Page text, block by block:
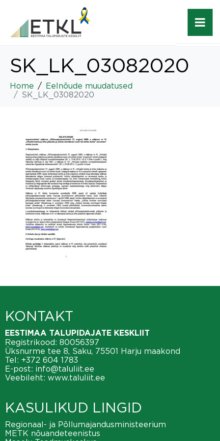
SK_LK_03082020
Home
Eelnõude muudatused
SK_LK_03082020
KONTAKT
EESTIMAA TALUPIDAJATE KESKLIIT
Registrikood: 80056397
Üksnurme tee 8, Saku, 75501 Harju maakond
Tel: +372 604 1783
E-post: info@taluliit.ee
Veebileht: www.taluliit.ee
KASULIKUD LINGID
Regionaal- ja Põllumajandusministeerium
METK nõuandeteenistus